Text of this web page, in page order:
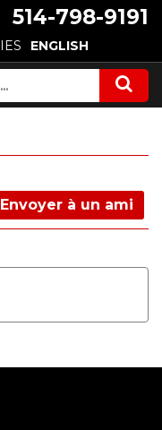
514-798-9191
ENGLISH
Envoyer à un ami